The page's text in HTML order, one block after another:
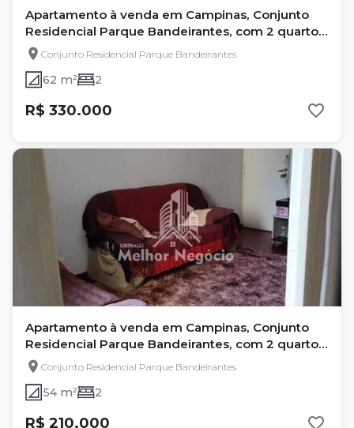
Apartamento à venda em Campinas, Conjunto
Residencial Parque Bandeirantes, com 2 quartos,
com 62 m²
Conjunto Residencial Parque Bandeirantes
62 m² 2
R$ 330.000
Apartamento à venda em Campinas, Conjunto
Residencial Parque Bandeirantes, com 2 quartos,
com 54 m²
Conjunto Residencial Parque Bandeirantes
54 m² 2
R$ 210.000